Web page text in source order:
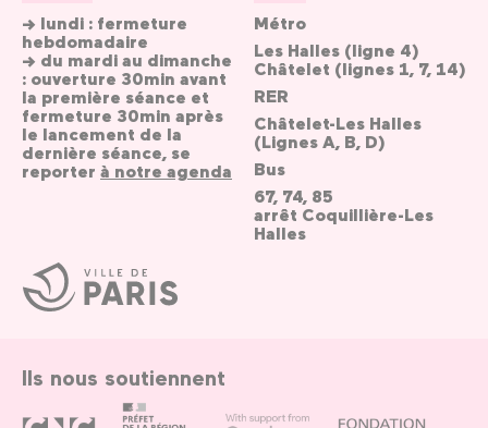
Ville
de
Paris
→ lundi : fermeture
hebdomadaire
→ du mardi au dimanche
: ouverture 30min avant
la première séance et
fermeture 30min après
le lancement de la
dernière séance, se
reporter à notre agenda
Métro
Les Halles (ligne 4)
Châtelet (lignes 1, 7, 14)
RER
Châtelet-Les Halles
(Lignes A, B, D)
Bus
67, 74, 85
arrêt Coquillière-Les
Halles
Ils nous soutiennent